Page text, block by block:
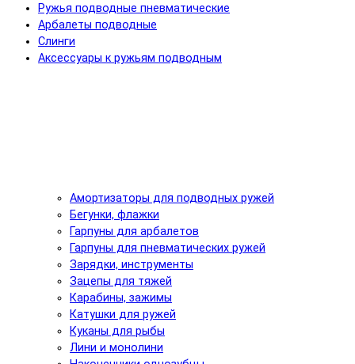
Ружья подводные пневматические
Арбалеты подводные
Слинги
Аксессуары к ружьям подводным
Амортизаторы для подводных ружей
Бегунки, флажки
Гарпуны для арбалетов
Гарпуны для пневматических ружей
Зарядки, инструменты
Зацепы для тяжей
Карабины, зажимы
Катушки для ружей
Куканы для рыбы
Лини и монолини